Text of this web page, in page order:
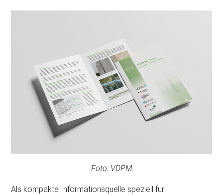
Foto: VDPM
Als kompakte Informationsquelle speziell für